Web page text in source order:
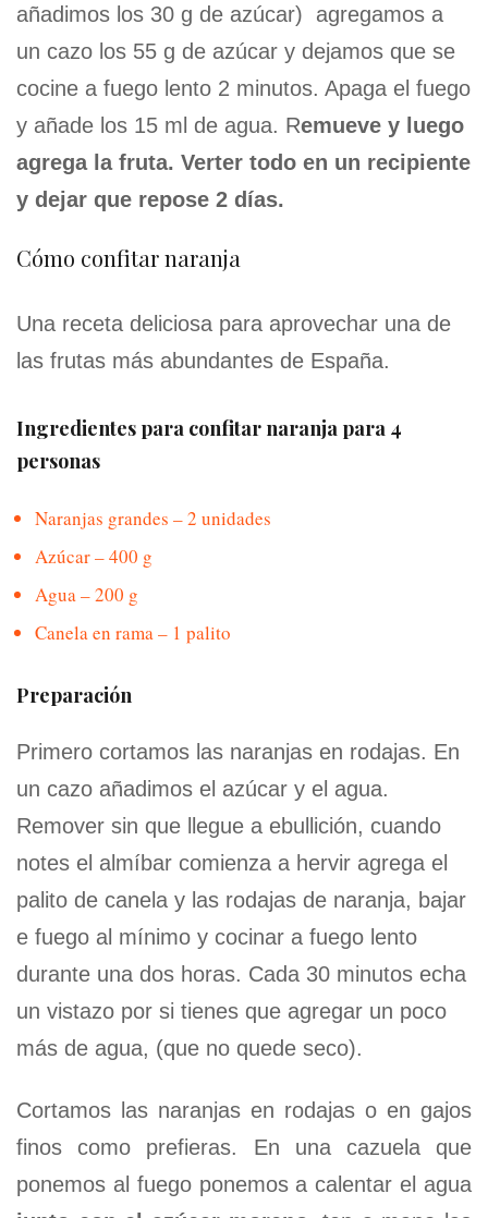
añadimos los 30 g de azúcar) agregamos a
un cazo los 55 g de azúcar y dejamos que se
cocine a fuego lento 2 minutos. Apaga el fuego
y añade los 15 ml de agua. Remueve y luego
agrega la fruta. Verter todo en un recipiente
y dejar que repose 2 días.
Cómo confitar naranja
Una receta deliciosa para aprovechar una de
las frutas más abundantes de España.
Ingredientes para confitar naranja para 4
personas
Naranjas grandes – 2 unidades
Azúcar – 400 g
Agua – 200 g
Canela en rama – 1 palito
Preparación
Primero cortamos las naranjas en rodajas. En
un cazo añadimos el azúcar y el agua.
Remover sin que llegue a ebullición, cuando
notes el almíbar comienza a hervir agrega el
palito de canela y las rodajas de naranja, bajar
e fuego al mínimo y cocinar a fuego lento
durante una dos horas. Cada 30 minutos echa
un vistazo por si tienes que agregar un poco
más de agua, (que no quede seco).
Cortamos las naranjas en rodajas o en gajos
finos como prefieras. En una cazuela que
ponemos al fuego ponemos a calentar el agua